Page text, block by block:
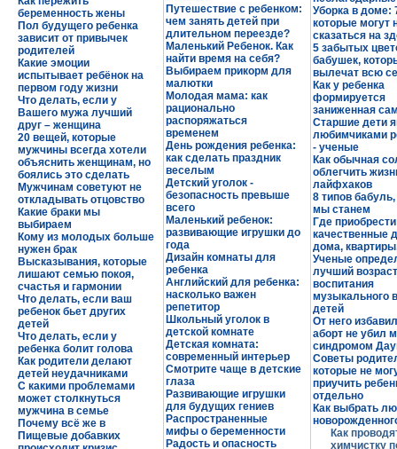
Уборка в доме:
которые могут
сказаться на
5 забытых
бабушек,
вылечат всю
Как у ребенка
формируется
заниженная
Старшие дети
любимчиками
- ученые
Как обычная
облегчить
лайфхаков
8 типов
мы станем
Где приобрести
качественные
дома,
Ученые
лучший
воспитания
музыкального
детей
От него
аборт не убил
синдромом
Советы
которые не
приучить
отдельно
Как выбрать
Как
химчистку
беременность жены
Пол будущего ребенка
зависит от привычек
родителей
Какие эмоции
испытывает ребёнок на
первом году жизни
Что делать, если у
Вашего мужа лучший
друг – женщина
20 вещей, которые
мужчины всегда хотели
объяснить женщинам, но
боялись это сделать
Мужчинам советуют не
откладывать отцовство
Какие браки мы
выбираем
Кому из молодых больше
нужен брак
Высказывания, которые
лишают семью покоя,
счастья и гармонии
Что делать, если ваш
ребенок бьет других
детей
Что делать, если у
ребенка болит голова
Как родители делают
детей неудачниками
С какими проблемами
может столкнуться
мужчина в семье
Почему всё же в
Пищевые добавких
Путешествие с ребенком:
чем занять детей при
длительном переезде?
Маленький Ребенок. Как
найти время на себя?
Выбираем прикорм для
малютки
Молодая мама: как
рационально
распоряжаться
временем
День рождения ребенка:
как сделать праздник
веселым
Детский уголок -
безопасность превыше
всего
Маленький ребенок:
развивающие игрушки до
года
Дизайн комнаты для
ребенка
Английский для ребенка:
насколько важен
репетитор
Школьный уголок в
детской комнате
Детская комната:
современный интерьер
Смотрите чаще в детские
глаза
Развивающие игрушки
для будущих гениев
Распространенные
мифы о беременности
Радость и опасность